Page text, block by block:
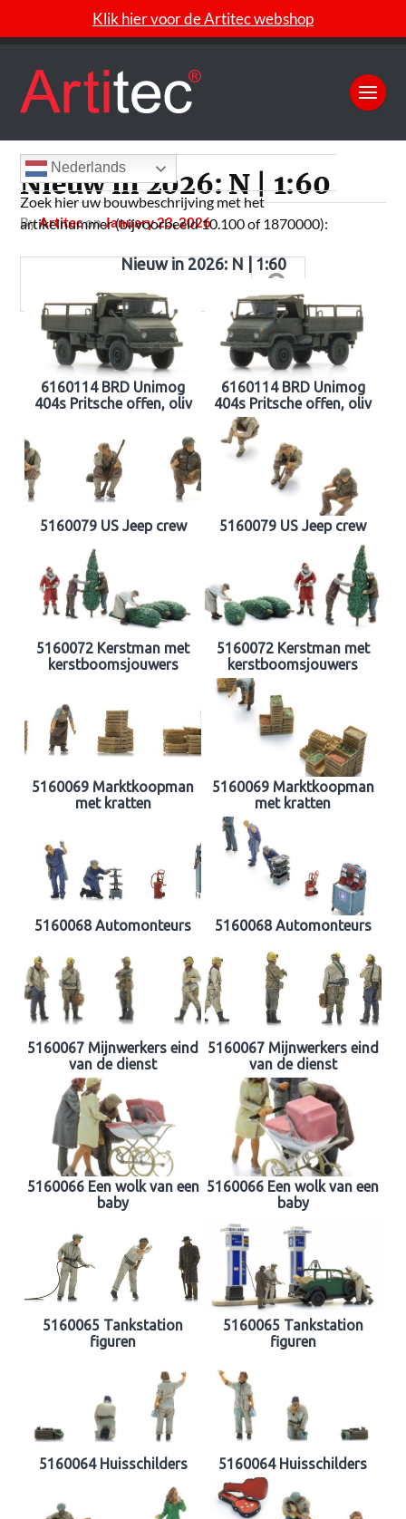
Klik hier voor de Artitec webshop
Nieuw in 2026: N | 1:60
byArtiteconJanuary 23, 2026
Nieuw in 2026: N | 1:60
6160114 BRD Unimog
404s Pritsche offen, oliv
6160114 BRD Unimog
404s Pritsche offen, oliv
5160079 US Jeep crew 5160079 US Jeep crew
5160072 Kerstman met
kerstboomsjouwers
5160072 Kerstman met
kerstboomsjouwers
5160069 Marktkoopman
met kratten
5160069 Marktkoopman
met kratten
5160068 Automonteurs 5160068 Automonteurs
5160067 Mijnwerkers eind
van de dienst
5160067 Mijnwerkers eind
van de dienst
5160066 Een wolk van een
baby
5160066 Een wolk van een
baby
5160065 Tankstation
figuren
5160065 Tankstation
figuren
5160064 Huisschilders 5160064 Huisschilders
Nederlands
Zoek hier uw bouwbeschrijving met het
artikelnummer (bijvoorbeeld 10.100 of 1870000):